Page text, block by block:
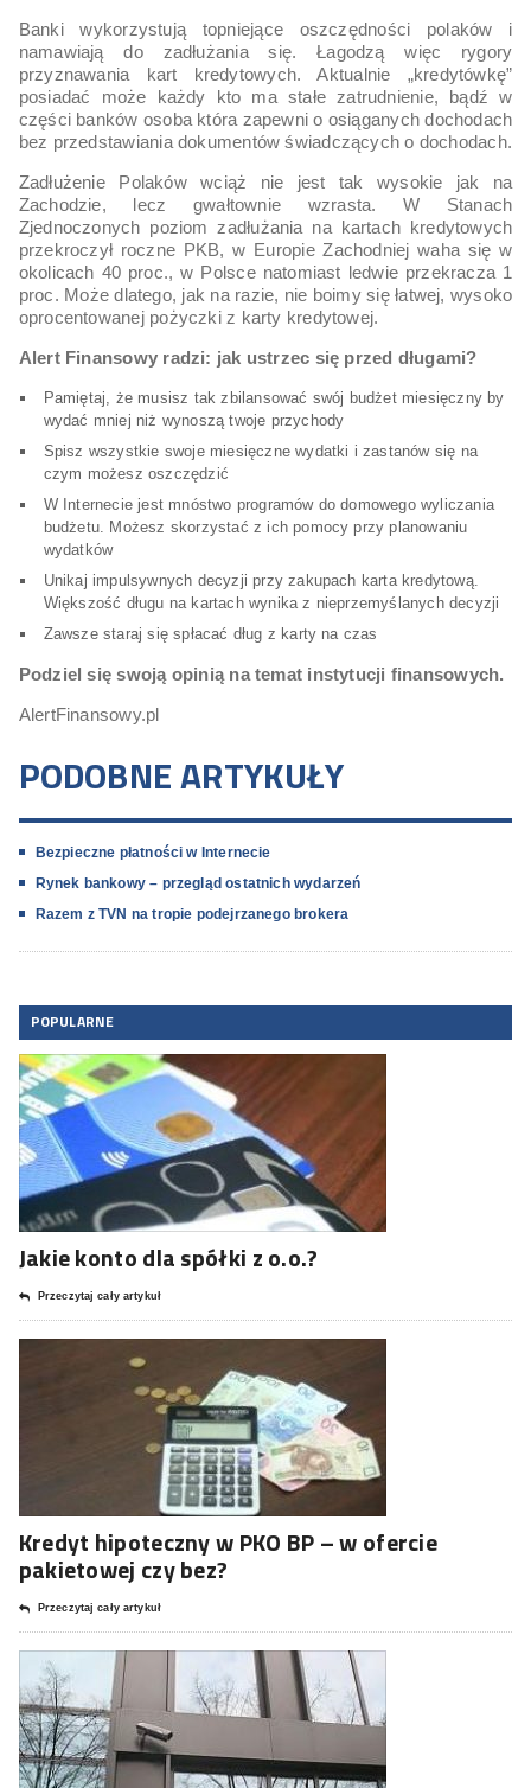
Banki wykorzystują topniejące oszczędności polaków i
namawiają do zadłużania się. Łagodzą więc rygory
przyznawania kart kredytowych. Aktualnie „kredytówkę”
posiadać może każdy kto ma stałe zatrudnienie, bądź w
części banków osoba która zapewni o osiąganych dochodach
bez przedstawiania dokumentów świadczących o dochodach.
Zadłużenie Polaków wciąż nie jest tak wysokie jak na
Zachodzie, lecz gwałtownie wzrasta. W Stanach
Zjednoczonych poziom zadłużania na kartach kredytowych
przekroczył roczne PKB, w Europie Zachodniej waha się w
okolicach 40 proc., w Polsce natomiast ledwie przekracza 1
proc. Może dlatego, jak na razie, nie boimy się łatwej, wysoko
oprocentowanej pożyczki z karty kredytowej.
Alert Finansowy radzi: jak ustrzec się przed długami?
Pamiętaj, że musisz tak zbilansować swój budżet miesięczny by
wydać mniej niż wynoszą twoje przychody
Spisz wszystkie swoje miesięczne wydatki i zastanów się na
czym możesz oszczędzić
W Internecie jest mnóstwo programów do domowego wyliczania
budżetu. Możesz skorzystać z ich pomocy przy planowaniu
wydatków
Unikaj impulsywnych decyzji przy zakupach karta kredytową.
Większość długu na kartach wynika z nieprzemyślanych decyzji
Zawsze staraj się spłacać dług z karty na czas
Podziel się swoją opinią na temat instytucji finansowych.
AlertFinansowy.pl
PODOBNE ARTYKUŁY
Bezpieczne płatności w Internecie
Rynek bankowy – przegląd ostatnich wydarzeń
Razem z TVN na tropie podejrzanego brokera
POPULARNE
Jakie konto dla spółki z o.o.?
Przeczytaj cały artykuł
Kredyt hipoteczny w PKO BP – w ofercie
pakietowej czy bez?
Przeczytaj cały artykuł